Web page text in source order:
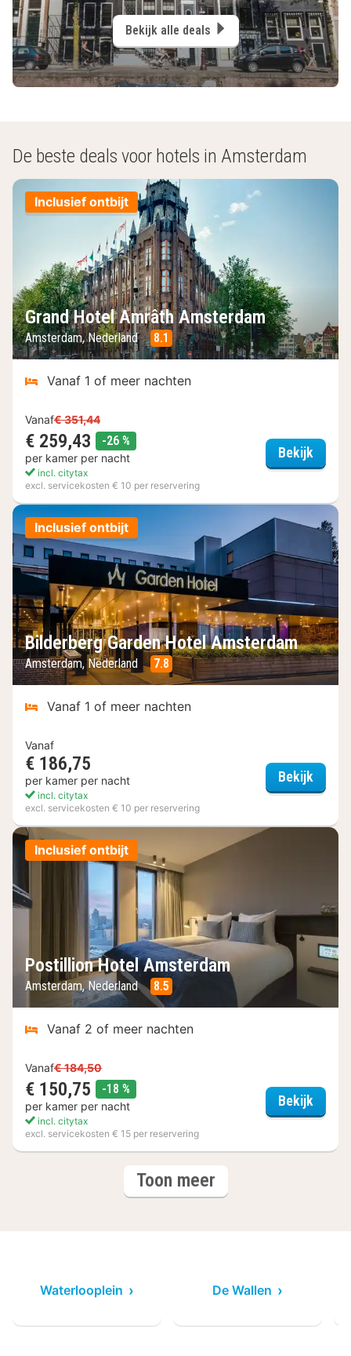
Bekijk alle deals
De beste deals voor hotels in Amsterdam
Inclusief ontbijt
Grand Hotel Amrâth Amsterdam
Amsterdam, Nederland 8.1
Vanaf 1 of meer nachten
Vanaf€ 351,44
€ 259,43 -26 %
per kamer per nacht
incl. citytax
excl. servicekosten € 10 per reservering
Bekijk
Inclusief ontbijt
Bilderberg Garden Hotel Amsterdam
Amsterdam, Nederland 7.8
Vanaf 1 of meer nachten
Vanaf
€ 186,75
per kamer per nacht
incl. citytax
excl. servicekosten € 10 per reservering
Bekijk
Inclusief ontbijt
Postillion Hotel Amsterdam
Amsterdam, Nederland 8.5
Vanaf 2 of meer nachten
Vanaf€ 184,50
€ 150,75 -18 %
per kamer per nacht
incl. citytax
excl. servicekosten € 15 per reservering
Bekijk
Toon meerhotels
Waterlooplein De Wallen